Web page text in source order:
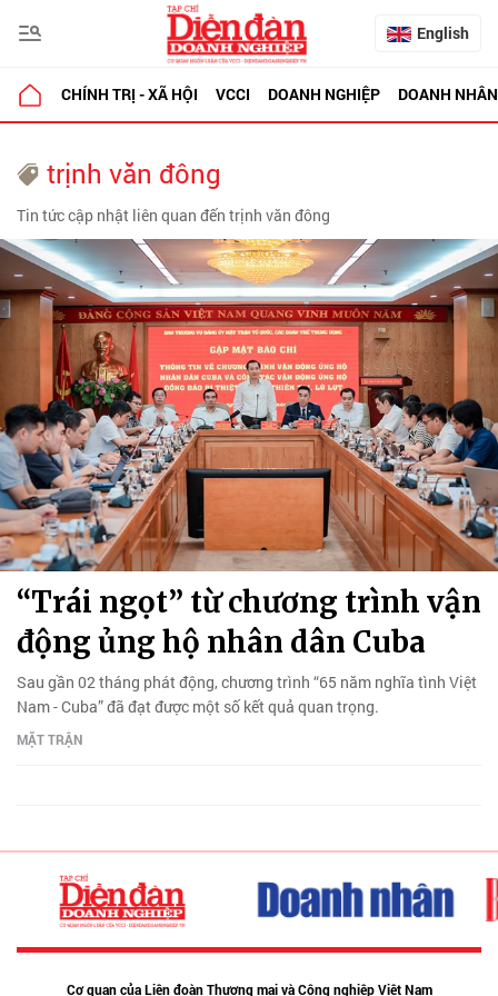
English
CHÍNH TRỊ - XÃ HỘI VCCI DOANH NGHIỆP DOANH NHÂN
trịnh văn đông
Tin tức cập nhật liên quan đến trịnh văn đông
“Trái ngọt” từ chương trình vận
động ủng hộ nhân dân Cuba
Sau gần 02 tháng phát động, chương trình “65 năm nghĩa tình Việt
Nam - Cuba” đã đạt được một số kết quả quan trọng.
MẶT TRẬN
Cơ quan của Liên đoàn Thương mại và Công nghiệp Việt Nam